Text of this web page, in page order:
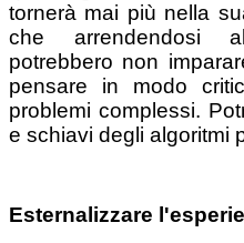
tornerà mai più nella
che arrendendosi
potrebbero non
pensare in modo
problemi complessi.
e schiavi degli algoritmi
Esternalizzare